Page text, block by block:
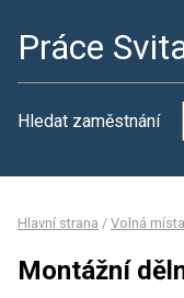
Práce
Hledat zaměstnání
Hlavní strana / Volná místa
Montážní